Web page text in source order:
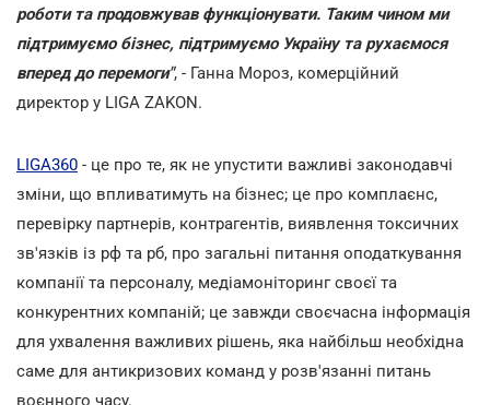
роботи та продовжував функціонувати. Таким чином ми
підтримуємо бізнес, підтримуємо Україну та рухаємося
вперед до перемоги", - Ганна Мороз, комерційний
директор у LIGA ZAKON.
LIGA360 - це про те, як не упустити важливі законодавчі
зміни, що впливатимуть на бізнес; це про комплаєнс,
перевірку партнерів, контрагентів, виявлення токсичних
зв'язків із рф та рб, про загальні питання оподаткування
компанії та персоналу, медіамоніторинг своєї та
конкурентних компаній; це завжди своєчасна інформація
для ухвалення важливих рішень, яка найбільш необхідна
саме для антикризових команд у розв'язанні питань
воєнного часу.